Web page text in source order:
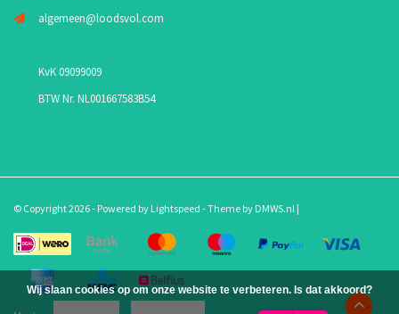
algemeen@loodsvol.com
KvK 09099009
BTW Nr. NL001667583B54
© Copyright 2026 - Powered by Lightspeed - Theme by DMWS.nl |
Wij slaan cookies op om onze website te verbeteren. Is dat akkoord?